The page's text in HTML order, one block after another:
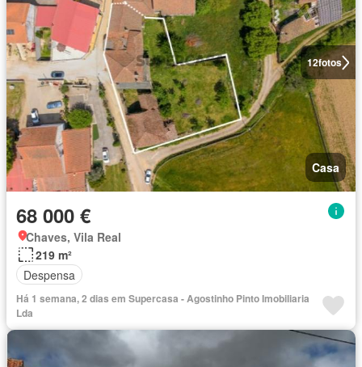
12fotos
Casa
68 000 €
Chaves, Vila Real
219 m²
Despensa
Há 1 semana, 2 dias em Supercasa - Agostinho Pinto Imobiliaria
Lda